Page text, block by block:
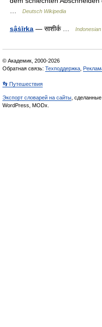
Deutsch Wikipedia
sâ̱ṡīrka — साशीर्क …
© Академик, 2000-2026
Обратная связь: Техподдержка
👣 Путешествия
Экспорт словарей на сайты ,
WordPress, MODx.